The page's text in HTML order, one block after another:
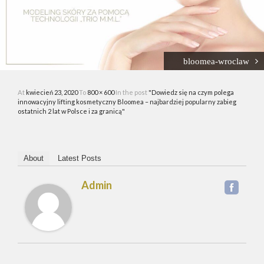
bloomea-wroclaw
At kwiecień 23, 2020To 800 × 600In the post "Dowiedz się na czym polega
innowacyjny lifting kosmetyczny Bloomea – najbardziej popularny zabieg
ostatnich 2 lat w Polsce i za granicą"
About Latest Posts
Admin